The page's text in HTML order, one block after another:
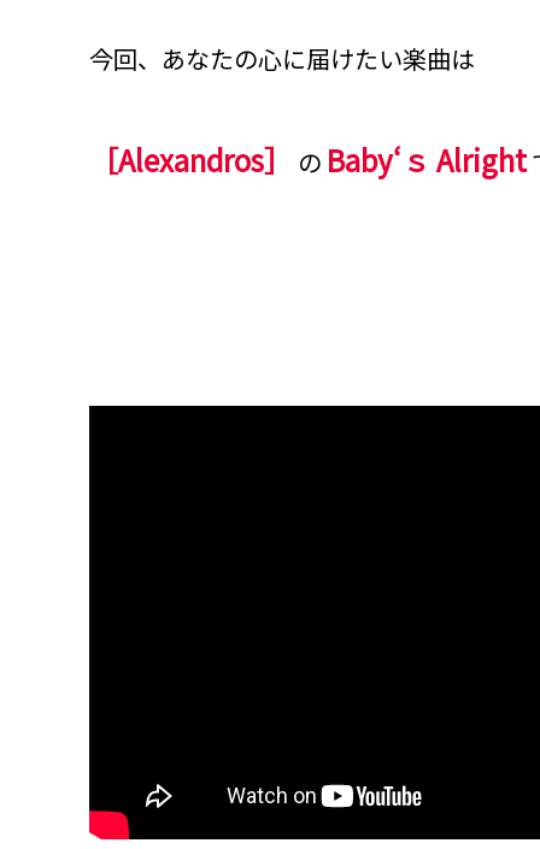
今回、あなたの心に届けたい楽曲は
［Alexandros］ の Baby‘ｓ Alright